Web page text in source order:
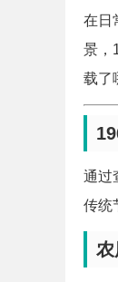
在日
景，
载了
通过
传统
农